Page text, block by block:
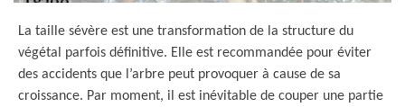
La taille sévère est une transformation de la structure du
végétal parfois définitive. Elle est recommandée pour éviter
des accidents que l’arbre peut provoquer à cause de sa
croissance. Par moment, il est inévitable de couper une partie